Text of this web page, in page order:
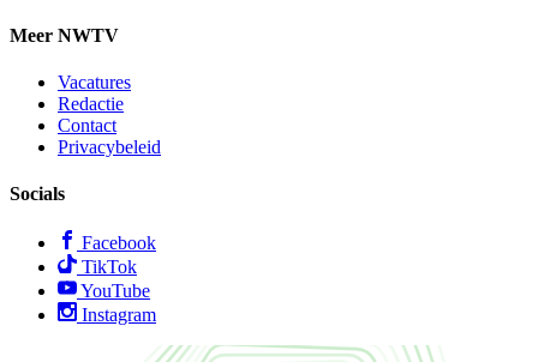
Meer NWTV
Vacatures
Redactie
Contact
Privacybeleid
Socials
Facebook
TikTok
YouTube
Instagram